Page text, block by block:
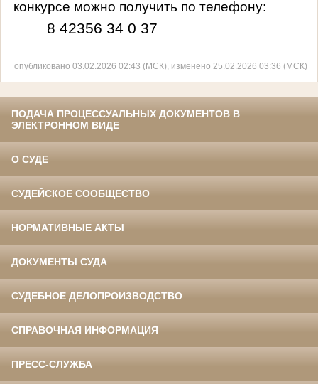
конкурсе можно получить по телефону:
8 42356 34 0 37
опубликовано 03.02.2026 02:43 (МСК), изменено 25.02.2026 03:36 (МСК)
ПОДАЧА ПРОЦЕССУАЛЬНЫХ ДОКУМЕНТОВ В
ЭЛЕКТРОННОМ ВИДЕ
О СУДЕ
СУДЕЙСКОЕ СООБЩЕСТВО
НОРМАТИВНЫЕ АКТЫ
ДОКУМЕНТЫ СУДА
СУДЕБНОЕ ДЕЛОПРОИЗВОДСТВО
СПРАВОЧНАЯ ИНФОРМАЦИЯ
ПРЕСС-СЛУЖБА